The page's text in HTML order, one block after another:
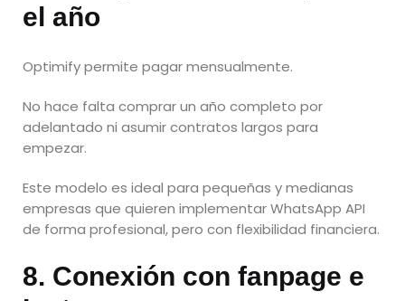
el año
Optimify permite pagar mensualmente.
No hace falta comprar un año completo por
adelantado ni asumir contratos largos para
empezar.
Este modelo es ideal para pequeñas y medianas
empresas que quieren implementar WhatsApp API
de forma profesional, pero con flexibilidad financiera.
8. Conexión con fanpage e